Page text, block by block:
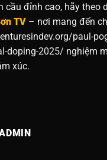
cầu đỉnh cao, hãy theo
TV – nơi mang đến
paul-
doping-2025/ nghiệm
xúc.